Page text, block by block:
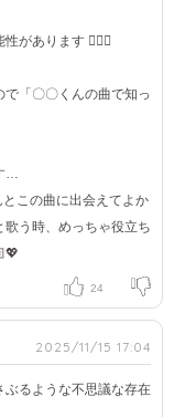
があります 😵‍💫💭
「〇〇くんの曲で知っ
…
この曲に出会えてよか
歌う時、めっちゃ役立ち
24
2025/11/15 17:04
るような不思議な存在